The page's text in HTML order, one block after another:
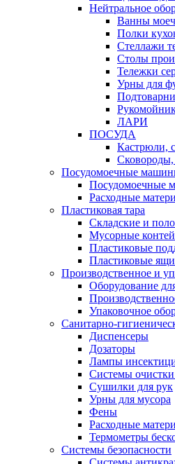
Нейтральное
Ванны
Полки
Стеллажи
Столы
Тележки
Урны для
ЛАРИ
ПОСУДА
Кастрюли,
Сковороды,
Посудомоечные
Посудомоечные
Расходные
Пластиковая тара
Складские и
Мусорные
Пластиковые
Пластиковые
Производственное и
Оборудование
Упаковочное
Санитарно-
Диспенсеры
Дозаторы
Лампы
Системы очистки
Сушилки для рук
Урны для мусора
Фены
Расходные
Термометры
Системы безопасности